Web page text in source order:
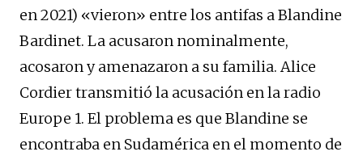
en 2021) «vieron» entre los antifas a Blandine
Bardinet. La acusaron nominalmente,
acosaron y amenazaron a su familia. Alice
Cordier transmitió la acusación en la radio
Europe 1. El problema es que Blandine se
encontraba en Sudamérica en el momento de